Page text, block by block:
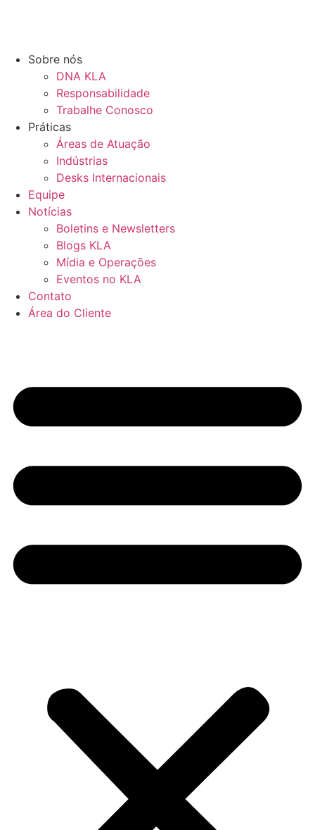
Sobre nós
DNA KLA
Responsabilidade
Trabalhe Conosco
Práticas
Áreas de Atuação
Indústrias
Desks Internacionais
Equipe
Notícias
Boletins e Newsletters
Blogs KLA
Mídia e Operações
Eventos no KLA
Contato
Área do Cliente